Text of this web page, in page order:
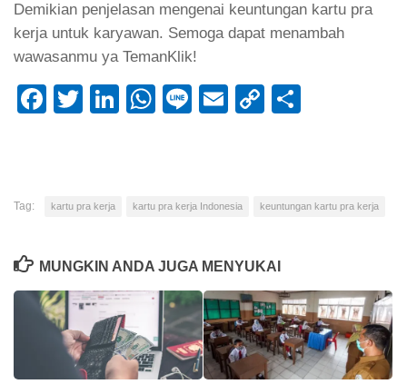
Demikian penjelasan mengenai keuntungan kartu pra
kerja untuk karyawan. Semoga dapat menambah
wawasanmu ya TemanKlik!
Facebook
TwitterLinkedIn
WhatsApp
LineEmailCopy
Tag: kartu pra kerja kartu pra kerja Indonesia keuntungan kartu pra kerja
MUNGKIN ANDA JUGA MENYUKAI